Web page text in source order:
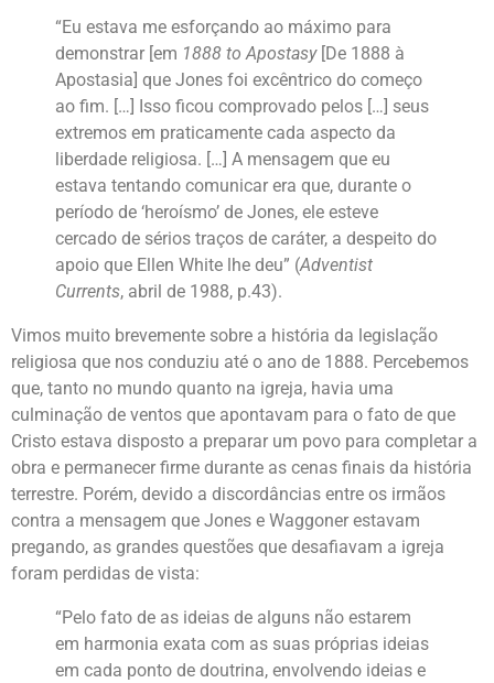
“Eu estava me esforçando ao máximo para
demonstrar [em 1888 to Apostasy[De 1888 à
Apostasia] que Jones foi excêntrico do começo
ao fim. […] Isso ficou comprovado pelos […] seus
extremos em praticamente cada aspecto da
liberdade religiosa. […] A mensagem que eu
estava tentando comunicar era que, durante o
período de ‘heroísmo’ de Jones, ele esteve
cercado de sérios traços de caráter, a despeito do
apoio que Ellen White lhe deu” (Adventist
Currents, abril de 1988, p.43).
Vimos muito brevemente sobre a história da legislação
religiosa que nos conduziu até o ano de 1888. Percebemos
que, tanto no mundo quanto na igreja, havia uma
culminação de ventos que apontavam para o fato de que
Cristo estava disposto a preparar um povo para completar a
obra e permanecer firme durante as cenas finais da história
terrestre. Porém, devido a discordâncias entre os irmãos
contra a mensagem que Jones e Waggoner estavam
pregando, as grandes questões que desafiavam a igreja
foram perdidas de vista:
“Pelo fato de as ideias de alguns não estarem
em harmonia exata com as suas próprias ideias
em cada ponto de doutrina, envolvendo ideias e